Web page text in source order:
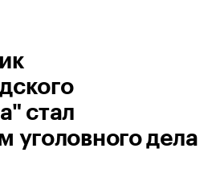
стал
уголовного дела